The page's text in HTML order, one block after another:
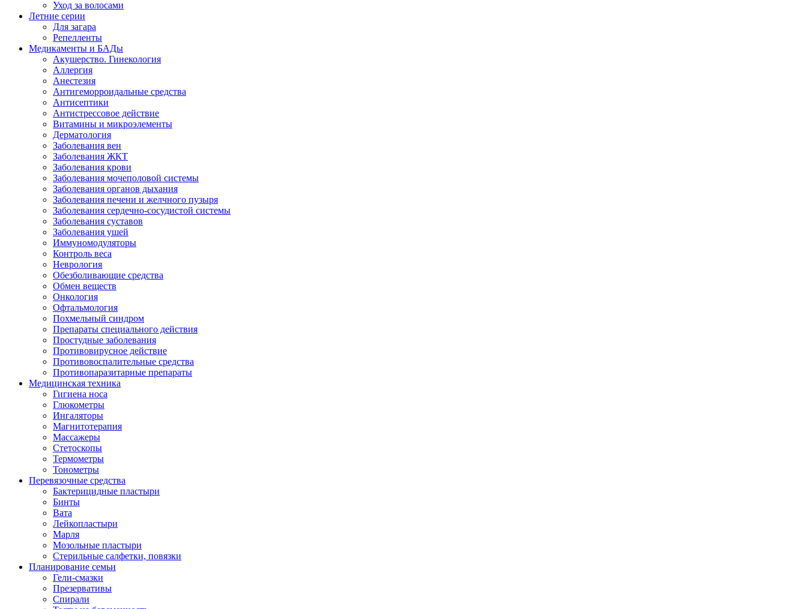
Уход за волосами
Летние серии
Для загара
Репелленты
Медикаменты и БАДы
Акушерство. Гинекология
Аллергия
Анестезия
Антигеморроидальные средства
Антисептики
Антистрессовое действие
Витамины и микроэлементы
Дерматология
Заболевания вен
Заболевания ЖКТ
Заболевания крови
Заболевания мочеполовой системы
Заболевания органов дыхания
Заболевания печени и желчного пузыря
Заболевания сердечно-сосудистой системы
Заболевания суставов
Заболевания ушей
Иммуномодуляторы
Контроль веса
Неврология
Обезболивающие средства
Обмен веществ
Онкология
Офтальмология
Похмельный синдром
Препараты специального действия
Простудные заболевания
Противовирусное действие
Противовоспалительные средства
Противопаразитарные препараты
Медицинская техника
Гигиена носа
Глюкометры
Ингаляторы
Магнитотерапия
Массажеры
Стетоскопы
Термометры
Тонометры
Перевязочные средства
Бактерицидные пластыри
Бинты
Вата
Лейкопластыри
Марля
Мозольные пластыри
Стерильные салфетки, повязки
Планирование семьи
Гели-смазки
Презервативы
Спирали